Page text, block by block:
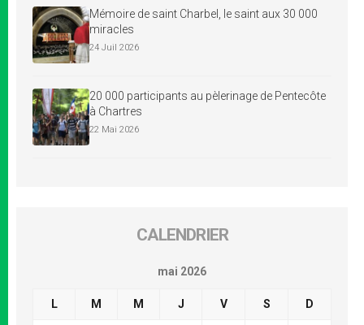
Mémoire de saint Charbel, le saint aux 30 000
miracles
24 Juil 2026
20 000 participants au pèlerinage de Pentecôte
à Chartres
22 Mai 2026
CALENDRIER
mai 2026
L M M J V S D